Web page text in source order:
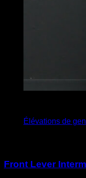
Élévations de
Front Lever